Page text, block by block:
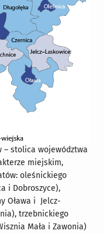
– stolica województwa
miejskim,
oleśnickiego
i Dobroszyce),
Oława i Jelcz-
trzebnickiego
Mała i Zawonia)